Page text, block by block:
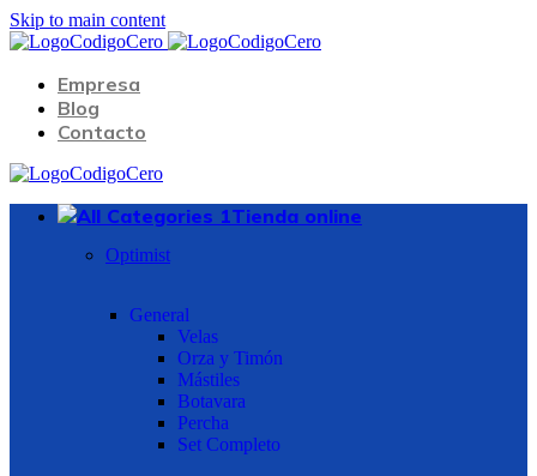
Skip to main content
Empresa
Blog
Contacto
Tienda online
Optimist
General
Velas
Orza y Timón
Mástiles
Botavara
Percha
Set Completo